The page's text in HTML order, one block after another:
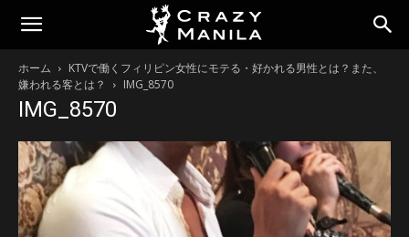
ホーム
KTVで働くフィリピン女性にモテる・好かれる男性とは？また、
嫌われる客とは？
IMG_8570
IMG_8570